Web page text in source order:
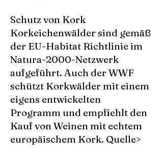
Schutz von Kork
Korkeichenwälder sind gemäß
der EU-Habitat Richtlinie im
Natura-2000-Netzwerk
aufgeführt. Auch der WWF
schützt Korkwälder mit einem
eigens entwickelten
Programm und empfiehlt den
Kauf von Weinen mit echtem
europäischem Kork. Quelle>